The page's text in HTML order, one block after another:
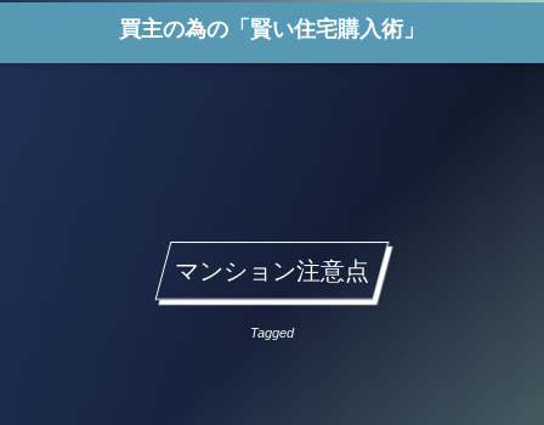
買主の為の「賢い住宅購入術」
マンション注意点
Tagged